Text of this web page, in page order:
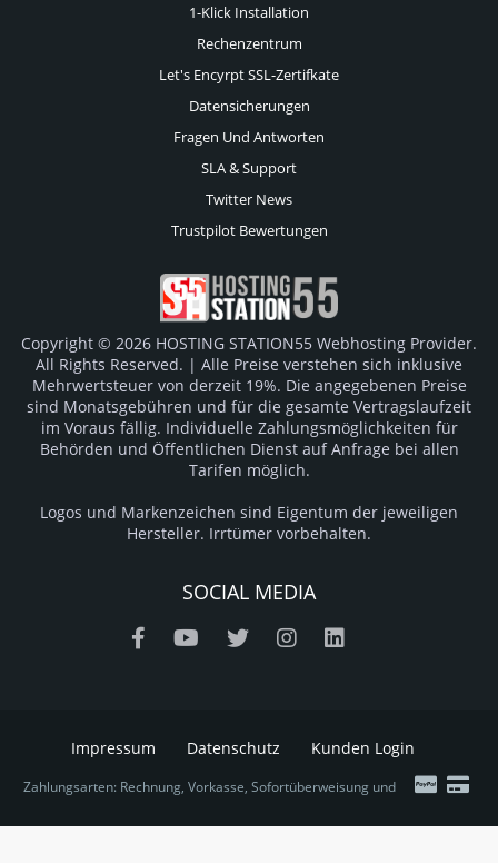
1-Klick Installation
Rechenzentrum
Let's Encyrpt SSL-Zertifkate
Datensicherungen
Fragen Und Antworten
SLA & Support
Twitter News
Trustpilot Bewertungen
Copyright © 2026 HOSTING STATION55 Webhosting Provider.
All Rights Reserved. | Alle Preise verstehen sich inklusive
Mehrwertsteuer von derzeit 19%. Die angegebenen Preise
sind Monatsgebühren und für die gesamte Vertragslaufzeit
im Voraus fällig. Individuelle Zahlungsmöglichkeiten für
Behörden und Öffentlichen Dienst auf Anfrage bei allen
Tarifen möglich.
Logos und Markenzeichen sind Eigentum der jeweiligen
Hersteller. Irrtümer vorbehalten.
SOCIAL MEDIA
Impressum Datenschutz Kunden Login
Zahlungsarten: Rechnung, Vorkasse, Sofortüberweisung und